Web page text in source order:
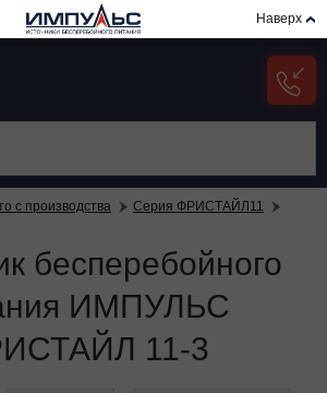
Наверх
с производства
Серия ФРИСТАЙЛ11
бесперебойного
ИМПУЛЬС
11-3